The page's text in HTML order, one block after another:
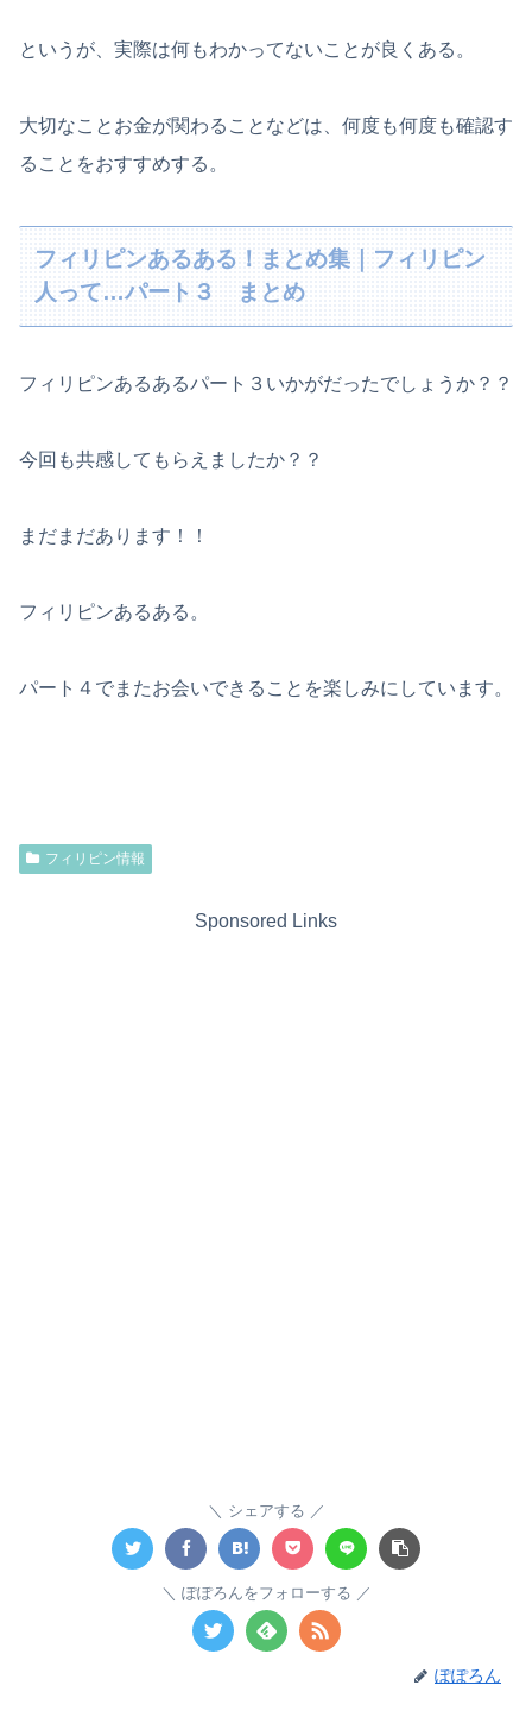
というが、実際は何もわかってないことが良くある。
大切なことお金が関わることなどは、何度も何度も確認す
ることをおすすめする。
フィリピンあるある！まとめ集｜フィリピン
人って…パート３ まとめ
フィリピンあるあるパート３いかがだったでしょうか？？
今回も共感してもらえましたか？？
まだまだあります！！
フィリピンあるある。
パート４でまたお会いできることを楽しみにしています。
フィリピン情報
Sponsored Links
シェアする
ぽぽろんをフォローする
ぽぽろん